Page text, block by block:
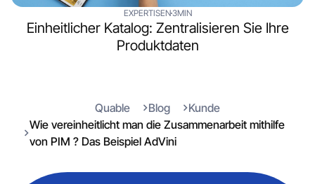
EXPERTISEN3MIN
Einheitlicher Katalog: Zentralisieren Sie Ihre
Produktdaten
Quable Blog
Kunde
Wie vereinheitlicht man die Zusammenarbeit mithilfe
von PIM ? Das Beispiel AdVini